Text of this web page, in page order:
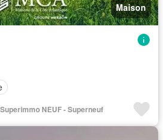
Maison
NEUF - Superneuf